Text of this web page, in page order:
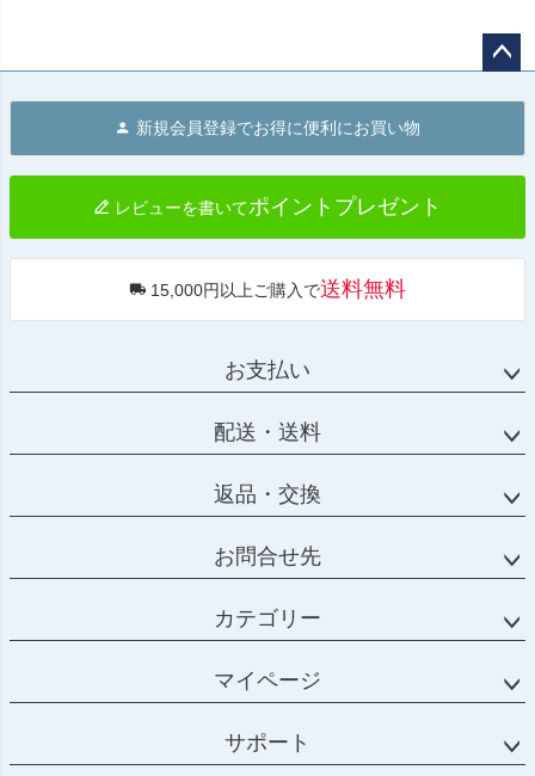
へ
新規会員登録でお得に便利にお買い物
レビューを書いてポイントプレゼント
15,000円以上ご購入で送料無料
お支払い
配送・送料
返品・交換
お問合せ先
カテゴリー
マイページ
サポート